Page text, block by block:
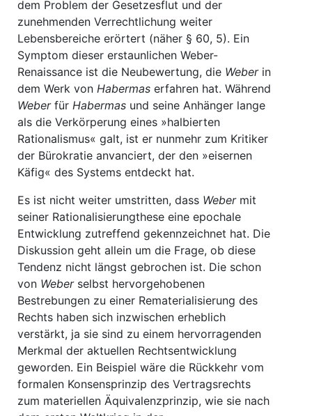
dem Problem der Gesetzesflut und der
zunehmenden Verrechtlichung weiter
Lebensbereiche erörtert (näher § 60, 5). Ein
Symptom dieser erstaunlichen Weber-
Renaissance ist die Neubewertung, die Weberin
dem Werk von Habermas erfahren hat. Während
Weberfür Habermas und seine Anhänger lange
als die Verkörperung eines »halbierten
Rationalismus« galt, ist er nunmehr zum Kritiker
der Bürokratie anvanciert, der den »eisernen
Käfig« des Systems entdeckt hat.
Es ist nicht weiter umstritten, dass Webermit
seiner Rationalisierungthese eine epochale
Entwicklung zutreffend gekennzeichnet hat. Die
Diskussion geht allein um die Frage, ob diese
Tendenz nicht längst gebrochen ist. Die schon
von Weberselbst hervorgehobenen
Bestrebungen zu einer Rematerialisierung des
Rechts haben sich inzwischen erheblich
verstärkt, ja sie sind zu einem hervorragenden
Merkmal der aktuellen Rechtsentwicklung
geworden. Ein Beispiel wäre die Rückkehr vom
formalen Konsensprinzip des Vertragsrechts
zum materiellen Äquivalenzprinzip, wie sie nach